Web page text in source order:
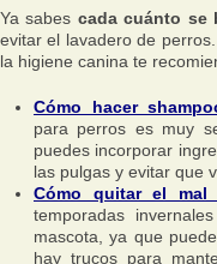
Ya sabes cada cuánto se
evitar el lavadero de
la higiene canina te
Cómo hacer
para perros es muy
puedes incorporar
las pulgas y evitar que
Cómo quitar el
temporadas
mascota, ya que
hay trucos para